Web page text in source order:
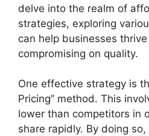
delve into the realm of
strategies, exploring
can help businesses
compromising on quality.
One effective strategy is
Pricing” method. This
lower than competitors in
share rapidly. By doing